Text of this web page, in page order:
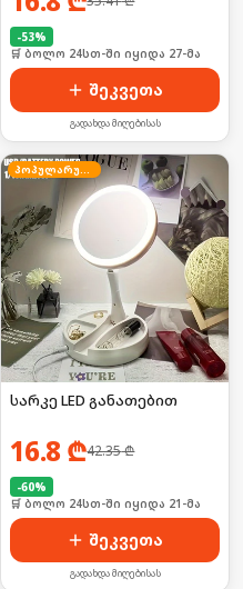
-53%
🛒 ბოლო 24სთ-ში იყიდა 27-მა
შეკვეთა
გადახდა მიღებისას
პოპულარული
სარკე LED განათებით
16.8 ₾42.35₾
-60%
🛒 ბოლო 24სთ-ში იყიდა 21-მა
შეკვეთა
გადახდა მიღებისას